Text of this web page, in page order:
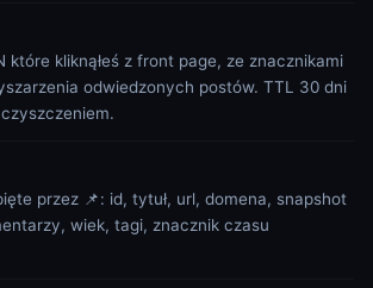
które kliknąłeś z front page, ze znacznikami
odwiedzonych postów. TTL 30 dni
przez 📌: id, tytuł, url, domena, snapshot
wiek, tagi, znacznik czasu